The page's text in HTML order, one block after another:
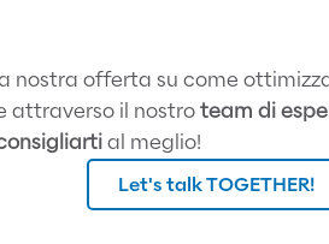
nostra offerta su come
attraverso il nostroteam di
al meglio!
Let's talk TOGETHER!